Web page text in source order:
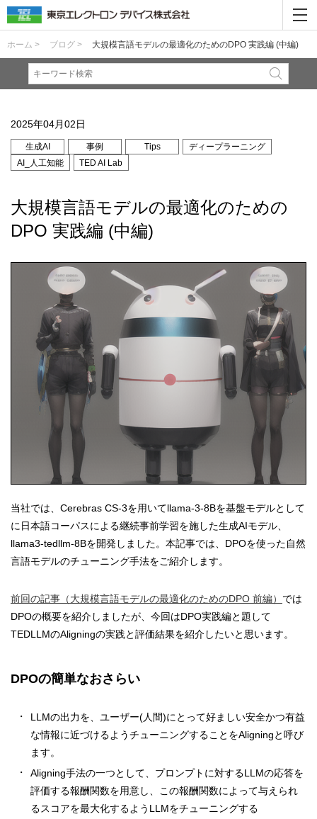
ホーム > ブログ > 大規模言語モデルの最適化のためのDPO 実践編 (中編)
2025年04月02日
生成AI 事例 Tips
ディープラーニング
AI_人工知能
TED AI Lab
大規模言語モデルの最適化のための
DPO 実践編 (中編)
当社では、Cerebras CS-3を用いてllama-3-8Bを基盤モデルとして
に日本語コーパスによる継続事前学習を施した生成AIモデル、
llama3-tedllm-8Bを開発しました。本記事では、DPOを使った自然
言語モデルのチューニング手法をご紹介します。
前回の記事（大規模言語モデルの最適化のためのDPO 前編） では
DPOの概要を紹介しましたが、今回はDPO実践編と題して
TEDLLMのAligningの実践と評価結果を紹介したいと思います。
DPOの簡単なおさらい
LLMの出力を、ユーザー(人間)にとって好ましい安全かつ有益
な情報に近づけるようチューニングすることをAligningと呼び
ます。
Aligning手法の一つとして、プロンプトに対するLLMの応答を
評価する報酬関数を用意し、この報酬関数によって与えられ
るスコアを最大化するようLLMをチューニングする